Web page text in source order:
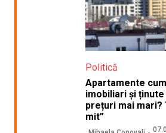
Politică
Apartamente
imobiliari și
prețuri mai mari?
mit”